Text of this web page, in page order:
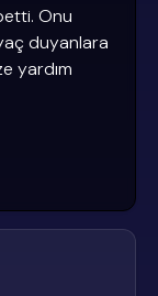
Onu
duyanlara
yardım